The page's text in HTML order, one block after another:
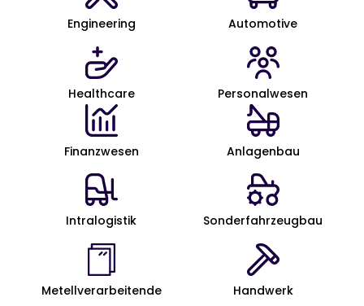
Engineering Automotive
Healthcare Personalwesen
Finanzwesen Anlagenbau
Intralogistik Sonder­fahrzeugbau
Metell­verarbeitende
Handwerk